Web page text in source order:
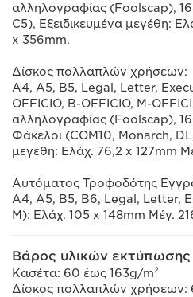
αλληλογραφίας (Foolscap),
C5), Εξειδικευμένα μεγέθη:
x 356mm.
Δίσκος πολλαπλών χρήσεων:
A4, A5, B5, Legal, Letter,
OFFICIO, B-OFFICIO, M-
αλληλογραφίας (Foolscap),
Φάκελοι (COM10, Monarch,
μεγέθη: Ελάχ. 76,2 x 127mm
Αυτόματος Τροφοδότης
A4, A5, B5, B6, Legal, Letter,
Μ): Ελάχ. 105 x 148mm Μέγ.
Βάρος υλικών εκτύπωσης
Κασέτα: 60 έως 163g/m²
Δίσκος πολλαπλών χρήσεων: